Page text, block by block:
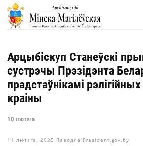
Skip to main content
Арцыбіскуп Станеўскі
сустрэчы Прэзідэнта
прадстаўнікамі
краіны
10 лютага
11 лютага, 2025 Паводле President.gov.by